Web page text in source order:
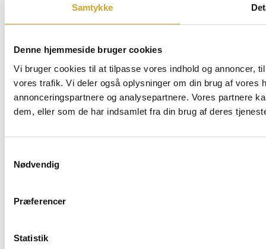
Samtykke
Denne hjemmeside bruger cookies
Vi bruger cookies til at tilpasse vores indhold og annoncer,
vores trafik. Vi deler også oplysninger om din brug af vores
annonceringspartnere og analysepartnere. Vores partnere
dem, eller som de har indsamlet fra din brug af deres
Nødvendig
Præferencer
Statistik